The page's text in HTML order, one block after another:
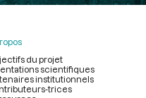
du projet
scientifiques
institutionnels
trices